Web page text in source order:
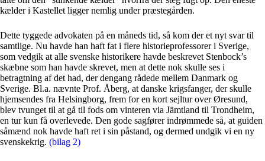
kælder i Kastellet ligger nemlig under præstegården.
Dette tyggede advokaten på en måneds tid, så kom der et nyt svar til
samtlige. Nu havde han haft fat i flere historieprofessorer i Sverige,
som vedgik at alle svenske historikere havde beskrevet Stenbock’s
skæbne som han havde skrevet, men at dette nok skulle ses i
betragtning af det had, der dengang rådede mellem Danmark og
Sverige. Bl.a. nævnte Prof. Åberg, at danske krigsfanger, der skulle
hjemsendes fra Helsingborg, frem for en kort sejltur over Øresund,
blev tvunget til at gå til fods om vinteren via Jämtland til Trondheim,
en tur kun få overlevede. Den gode sagfører indrømmede så, at guiden
såmænd nok havde haft ret i sin påstand, og dermed undgik vi en ny
svenskekrig. (bilag 2)